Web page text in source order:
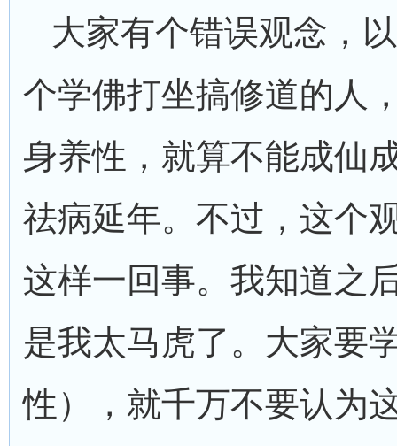
大家有个错误观念，
个学佛打坐搞修道的人
身养性，就算不能成仙
祛病延年。不过，这个
这样一回事。我知道之
是我太马虎了。大家要
性），就千万不要认为